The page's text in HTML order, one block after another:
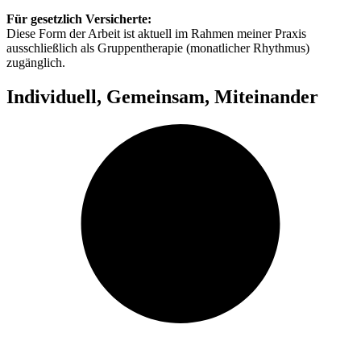
Für gesetzlich Versicherte:
Diese Form der Arbeit ist aktuell im Rahmen meiner Praxis
ausschließlich als Gruppentherapie (monatlicher Rhythmus)
zugänglich.
Individuell, Gemeinsam, Miteinander